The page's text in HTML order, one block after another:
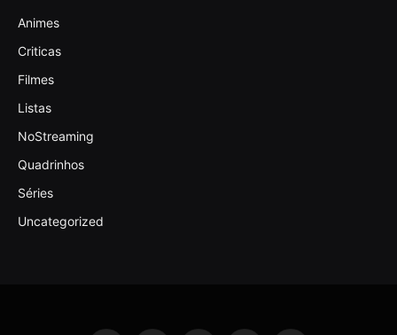
Animes
Criticas
Filmes
Listas
NoStreaming
Quadrinhos
Séries
Uncategorized